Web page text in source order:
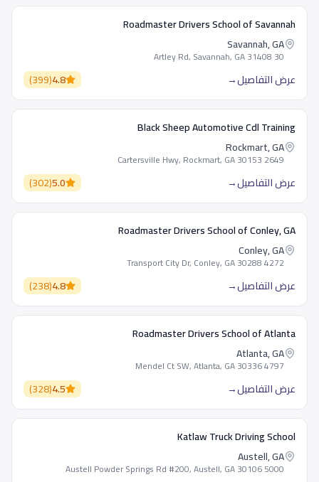
Roadmaster Drivers School of Savannah
Savannah, GA
30 Artley Rd, Savannah, GA 31408
عرض التفاصيل→
4.8
(
399
)
Black Sheep Automotive Cdl Training
Rockmart, GA
2649 Cartersville Hwy, Rockmart, GA 30153
عرض التفاصيل→
5.0
(
302
)
Roadmaster Drivers School of Conley, GA
Conley, GA
4272 Transport City Dr, Conley, GA 30288
عرض التفاصيل→
4.8
(
238
)
Roadmaster Drivers School of Atlanta
Atlanta, GA
4797 Mendel Ct SW, Atlanta, GA 30336
عرض التفاصيل→
4.5
(
328
)
Katlaw Truck Driving School
Austell, GA
5000 Austell Powder Springs Rd #200, Austell, GA 30106